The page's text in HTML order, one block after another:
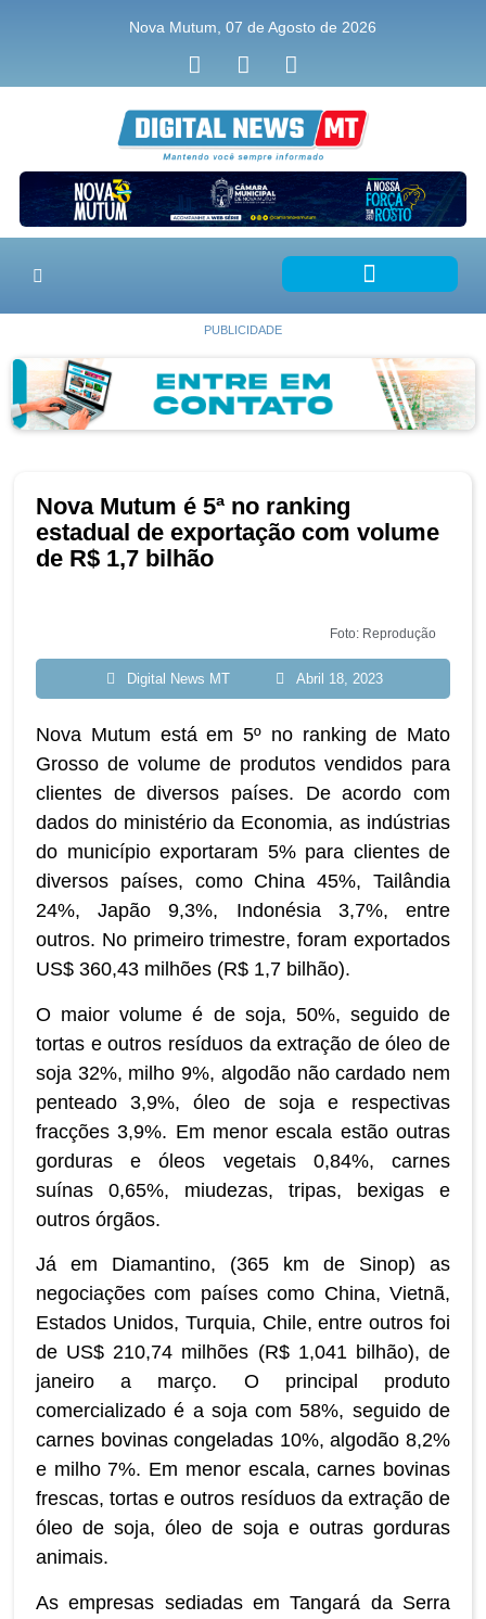
Nova Mutum, 07 de Agosto de 2026
PUBLICIDADE
Nova Mutum é 5ª no ranking
estadual de exportação com volume
de R$ 1,7 bilhão
Foto: Reprodução
Digital News MT Abril 18, 2023
Nova Mutum está em 5º no ranking de Mato
Grosso de volume de produtos vendidos para
clientes de diversos países. De acordo com
dados do ministério da Economia, as indústrias
do município exportaram 5% para clientes de
diversos países, como China 45%, Tailândia
24%, Japão 9,3%, Indonésia 3,7%, entre
outros. No primeiro trimestre, foram exportados
US$ 360,43 milhões (R$ 1,7 bilhão).
O maior volume é de soja, 50%, seguido de
tortas e outros resíduos da extração de óleo de
soja 32%, milho 9%, algodão não cardado nem
penteado 3,9%, óleo de soja e respectivas
fracções 3,9%. Em menor escala estão outras
gorduras e óleos vegetais 0,84%, carnes
suínas 0,65%, miudezas, tripas, bexigas e
outros órgãos.
Já em Diamantino, (365 km de Sinop) as
negociações com países como China, Vietnã,
Estados Unidos, Turquia, Chile, entre outros foi
de US$ 210,74 milhões (R$ 1,041 bilhão), de
janeiro a março. O principal produto
comercializado é a soja com 58%, seguido de
carnes bovinas congeladas 10%, algodão 8,2%
e milho 7%. Em menor escala, carnes bovinas
frescas, tortas e outros resíduos da extração de
óleo de soja, óleo de soja e outras gorduras
animais.
As empresas sediadas em Tangará da Serra